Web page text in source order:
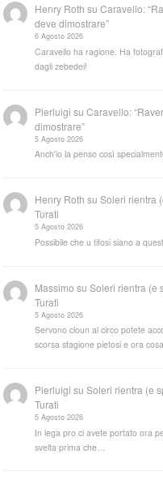
Henry Roth suCaravello:
deve dimostrare”
6 Agosto 2026
Caravello ha ragione. Ha
dagli zebedei!
Pierluigi suCaravello:
dimostrare”
5 Agosto 2026
Anch'io la penso così
Henry Roth suSoleri rientra
Turati
5 Agosto 2026
Possibile che u tifosi siano a
Massimo suSoleri rientra (e
Turati
5 Agosto 2026
Servono cloun al circo potete
scorsa stagione pietosi e ora
Pierluigi suSoleri rientra (e
Turati
5 Agosto 2026
In lega pro ci avete portato ora
svelta prima che…